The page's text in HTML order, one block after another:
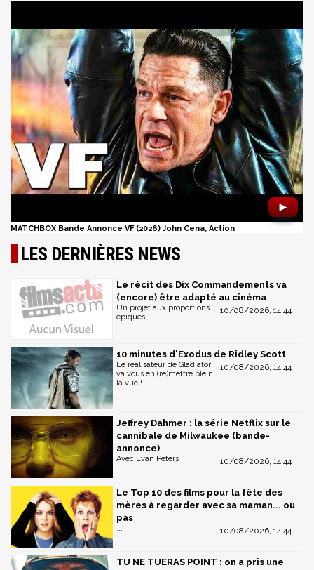
►
MATCHBOX Bande Annonce VF (2026) John Cena, Action
LES DERNIÈRES NEWS
Le récit des Dix Commandements va
(encore) être adapté au cinéma
10/08/2026, 14:44
Un projet aux proportions
épiques
10 minutes d'Exodus de Ridley Scott
10/08/2026, 14:44
Le réalisateur de Gladiator
va vous en (re)mettre plein
la vue !
Jeffrey Dahmer : la série Netflix sur le
cannibale de Milwaukee (bande-
annonce)
10/08/2026, 14:44
Avec Evan Peters
Le Top 10 des films pour la fête des
mères à regarder avec sa maman... ou
pas
10/08/2026, 14:44
...
TU NE TUERAS POINT : on a pris une